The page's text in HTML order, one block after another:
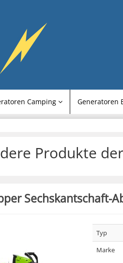
Camping Generatoren
Produkte
Sechskantschaft-
Typ
Marke